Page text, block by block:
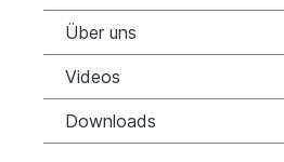
Über uns
Videos
Downloads